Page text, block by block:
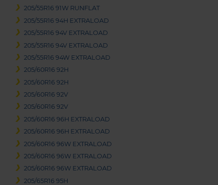
205/55R16 91W RUNFLAT
205/55R16 94H EXTRALOAD
205/55R16 94V EXTRALOAD
205/55R16 94V EXTRALOAD
205/55R16 94W EXTRALOAD
205/60R16 92H
205/60R16 92H
205/60R16 92V
205/60R16 92V
205/60R16 96H EXTRALOAD
205/60R16 96H EXTRALOAD
205/60R16 96W EXTRALOAD
205/60R16 96W EXTRALOAD
205/60R16 96W EXTRALOAD
205/65R16 95H